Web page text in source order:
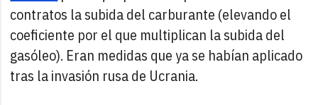
contratos la subida del carburante (elevando el
coeficiente por el que multiplican la subida del
gasóleo). Eran medidas que ya se habían aplicado
tras la invasión rusa de Ucrania.